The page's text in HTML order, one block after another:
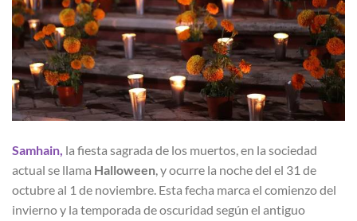
Samhain, la fiesta sagrada de los muertos, en la sociedad
actual se llama Halloween, y ocurre la noche del el 31 de
octubre al 1 de noviembre. Esta fecha marca el comienzo del
invierno y la temporada de oscuridad según el antiguo